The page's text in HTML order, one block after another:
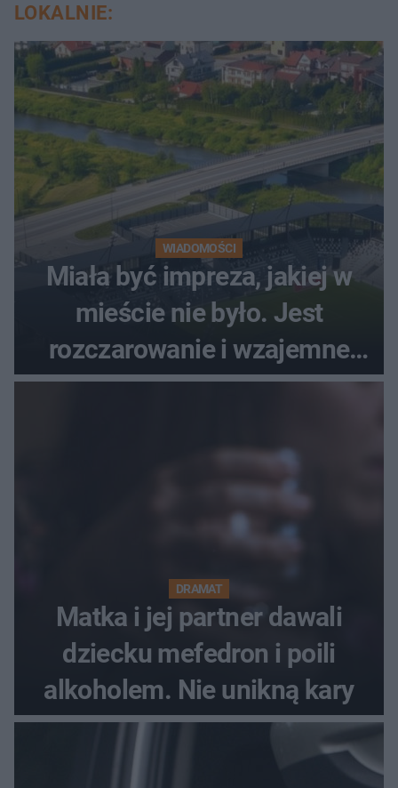
LOKALNIE:
WIADOMOŚCI
Miała być impreza, jakiej w
mieście nie było. Jest
rozczarowanie i wzajemne
obwinianie. Dlaczego Peak
DRAMAT
Matka i jej partner dawali
dziecku mefedron i poili
alkoholem. Nie unikną kary